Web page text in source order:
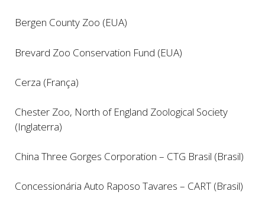
Bergen County Zoo (EUA)
Brevard Zoo Conservation Fund (EUA)
Cerza (França)
Chester Zoo, North of England Zoological Society
(Inglaterra)
China Three Gorges Corporation – CTG Brasil (Brasil)
Concessionária Auto Raposo Tavares – CART (Brasil)